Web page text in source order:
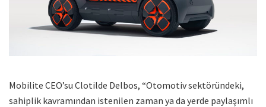
Mobilite CEO’su Clotilde Delbos, “Otomotiv sektöründeki,
sahiplik kavramından istenilen zaman ya da yerde paylaşımlı